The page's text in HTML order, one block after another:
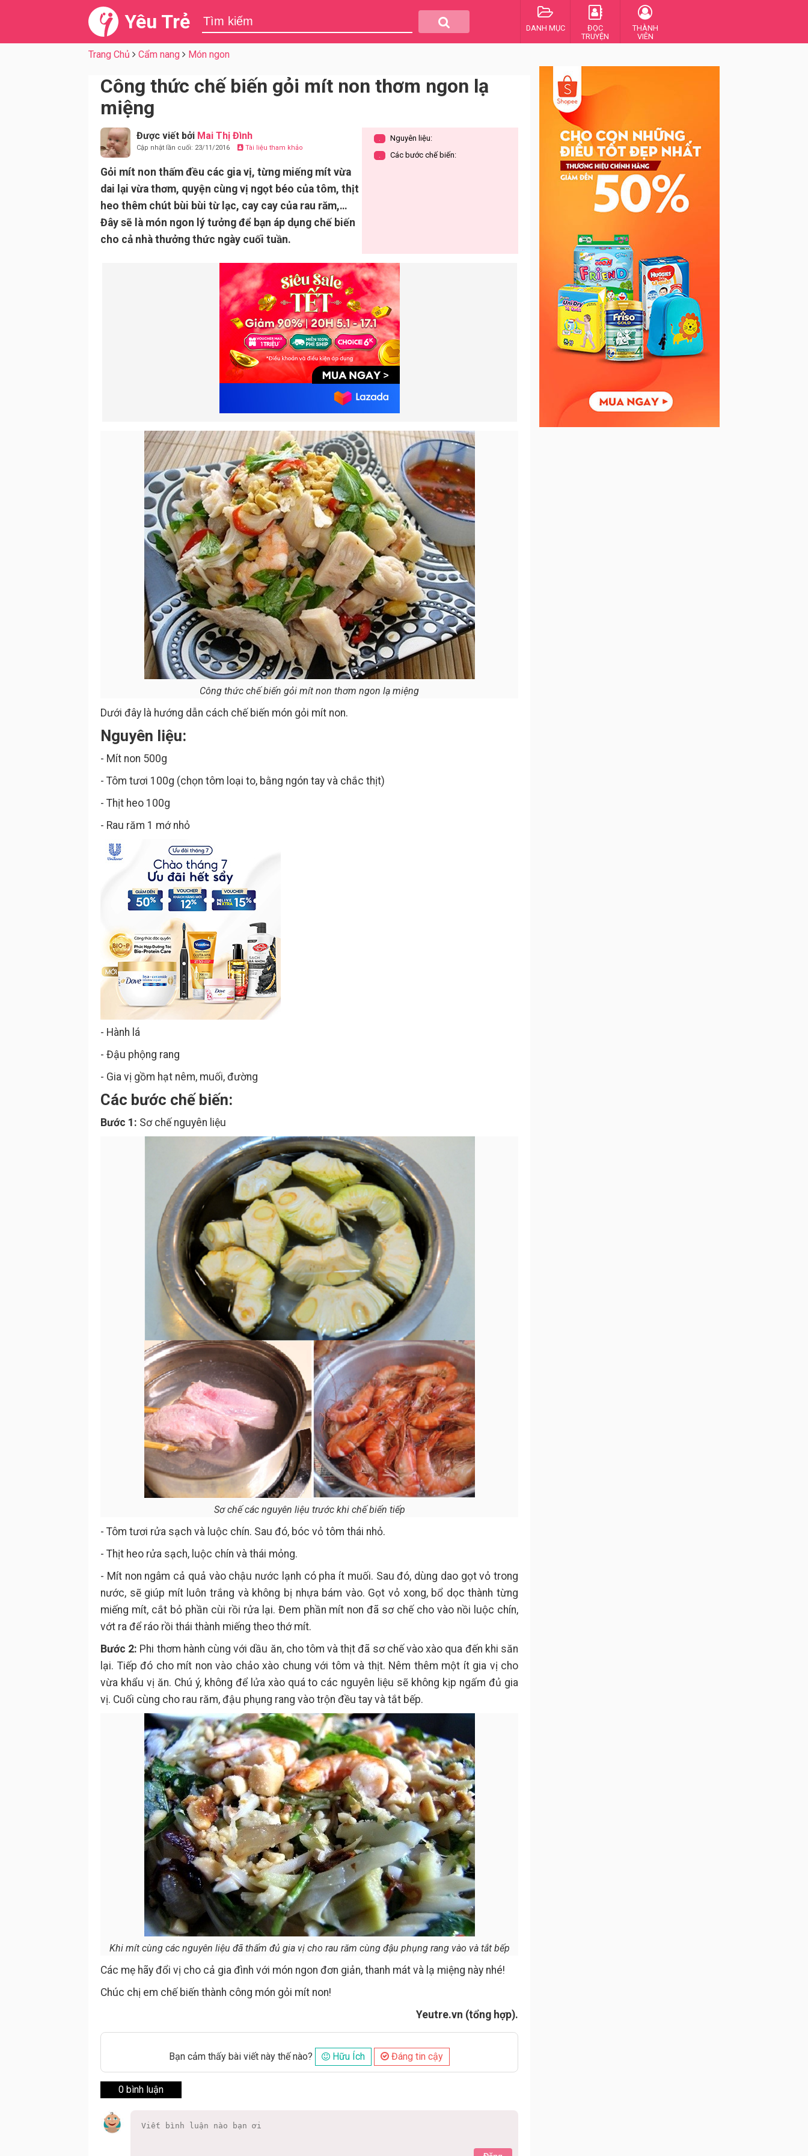
Yêu Trẻ DANH MỤC
ĐỌC
TRUYỆN
THÀNH
VIÊN
Trang Chủ Cẩm nang Món ngon
Công thức chế biến gỏi mít non thơm ngon lạ
miệng
Được viết bởi Mai Thị Đình
Cập nhật lần cuối: 23/11/2016 Tài liệu tham khảo
Gỏi mít non thấm đều các gia vị, từng miếng mít vừa
dai lại vừa thơm, quyện cùng vị ngọt béo của tôm, thịt
heo thêm chút bùi bùi từ lạc, cay cay của rau răm,…
Đây sẽ là món ngon lý tưởng để bạn áp dụng chế biến
cho cả nhà thưởng thức ngày cuối tuần.
. Nguyên liệu:
. Các bước chế biến:
Công thức chế biến gỏi mít non thơm ngon lạ miệng
Dưới đây là hướng dẫn cách chế biến món gỏi mít non.
Nguyên liệu:
- Mít non 500g
- Tôm tươi 100g (chọn tôm loại to, bằng ngón tay và chắc thịt)
- Thịt heo 100g
- Rau răm 1 mớ nhỏ
- Hành lá
- Đậu phộng rang
- Gia vị gồm hạt nêm, muối, đường
Các bước chế biến:
Bước 1: Sơ chế nguyên liệu
Sơ chế các nguyên liệu trước khi chế biến tiếp
- Tôm tươi rửa sạch và luộc chín. Sau đó, bóc vỏ tôm thái nhỏ.
- Thịt heo rửa sạch, luộc chín và thái mỏng.
- Mít non ngâm cả quả vào chậu nước lạnh có pha ít muối. Sau đó, dùng dao gọt vỏ trong
nước, sẽ giúp mít luôn trắng và không bị nhựa bám vào. Gọt vỏ xong, bổ dọc thành từng
miếng mít, cắt bỏ phần cùi rồi rửa lại. Đem phần mít non đã sơ chế cho vào nồi luộc chín,
vớt ra để ráo rồi thái thành miếng theo thớ mít.
Bước 2: Phi thơm hành cùng với dầu ăn, cho tôm và thịt đã sơ chế vào xào qua đến khi săn
lại. Tiếp đó cho mít non vào chảo xào chung với tôm và thịt. Nêm thêm một ít gia vị cho
vừa khẩu vị ăn. Chú ý, không để lửa xào quá to các nguyên liệu sẽ không kịp ngấm đủ gia
vị. Cuối cùng cho rau răm, đậu phụng rang vào trộn đều tay và tắt bếp.
Khi mít cùng các nguyên liệu đã thấm đủ gia vị cho rau răm cùng đậu phụng rang vào và tắt bếp
Các mẹ hãy đổi vị cho cả gia đình với món ngon đơn giản, thanh mát và lạ miệng này nhé!
Chúc chị em chế biến thành công món gỏi mít non!
Yeutre.vn (tổng hợp).
Bạn cảm thấy bài viết này thế nào? Hữu Ích Đáng tin cậy
0 bình luận